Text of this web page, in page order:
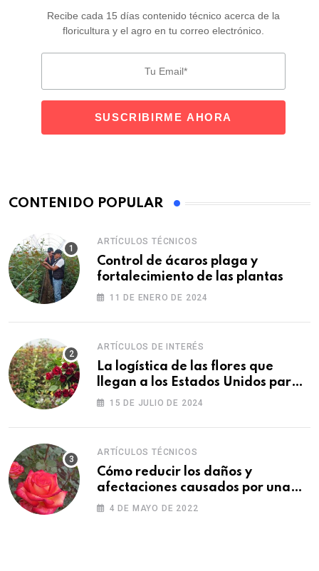
Recibe cada 15 días contenido técnico acerca de la
floricultura y el agro en tu correo electrónico.
CONTENIDO POPULAR
ARTÍCULOS TÉCNICOS
Control de ácaros plaga y
fortalecimiento de las plantas
11 DE ENERO DE 2024
ARTÍCULOS DE INTERÉS
La logística de las flores que
llegan a los Estados Unidos para
las fiestas
15 DE JULIO DE 2024
ARTÍCULOS TÉCNICOS
Cómo reducir los daños y
afectaciones causados por una
fitotoxicidad
4 DE MAYO DE 2022